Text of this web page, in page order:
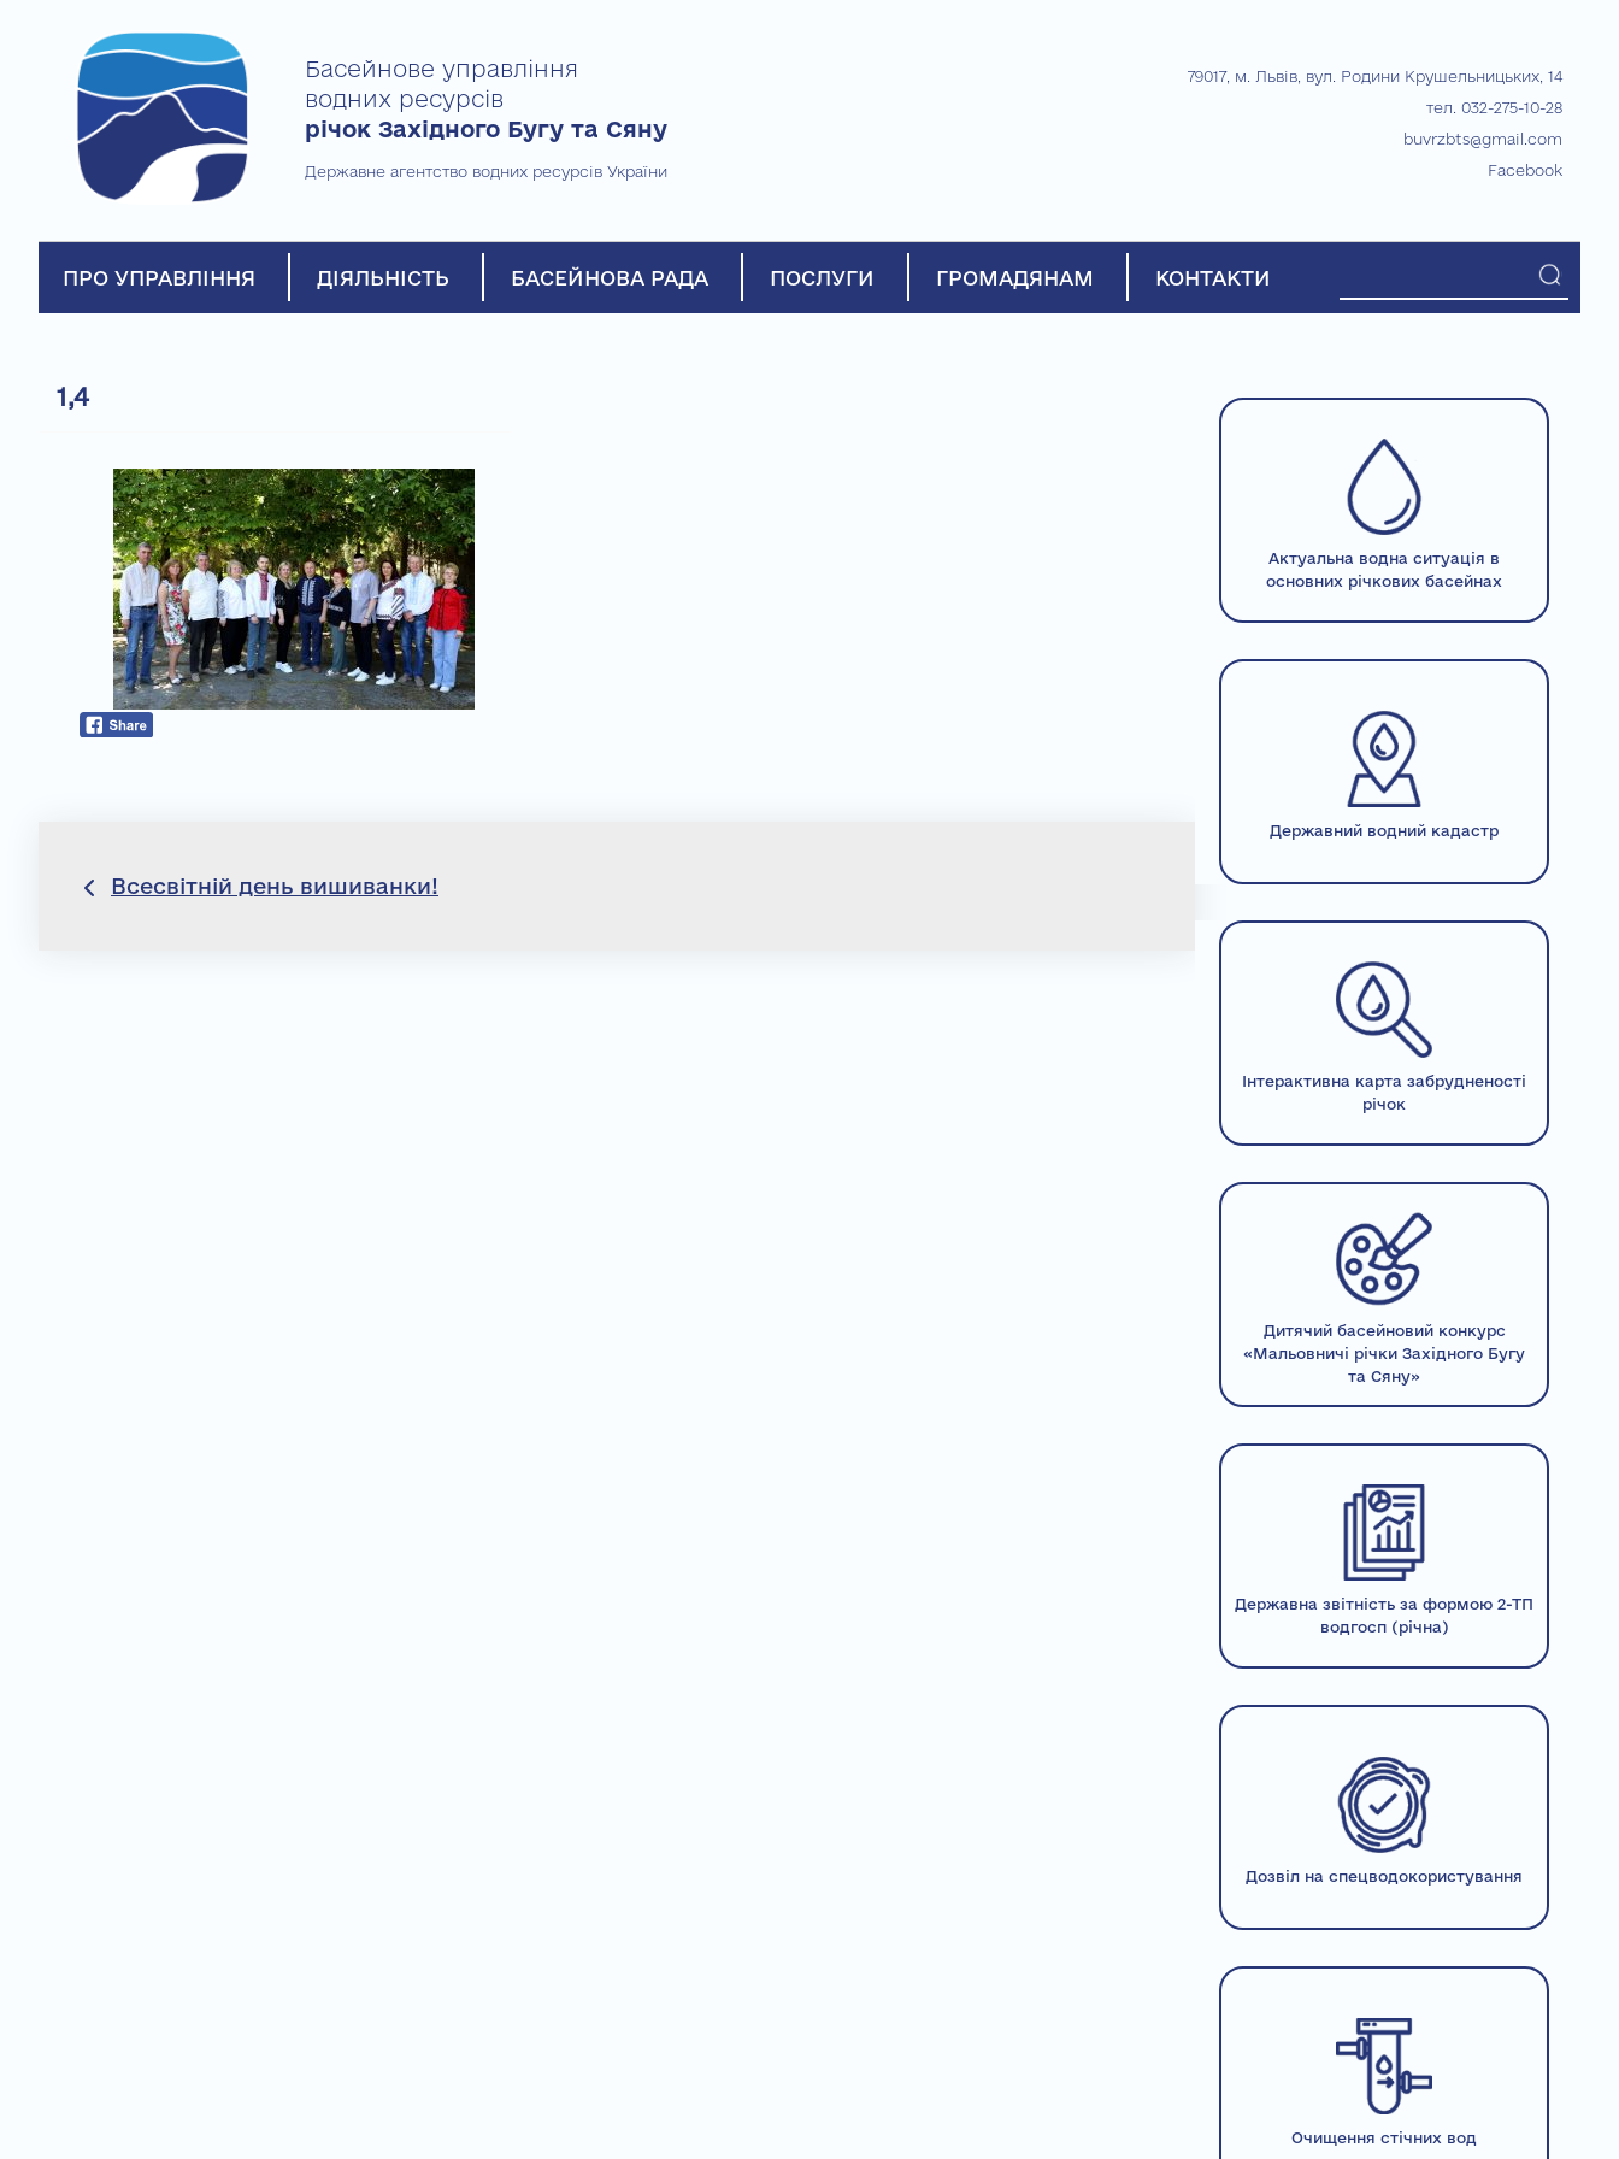
content
Басейнове управління
водних ресурсів
річок Західного Бугу та Сяну
Державне агентство водних ресурсів України
79017, м. Львів, вул. Родини Крушельницьких, 14
тел. 032-275-10-28
buvrzbts@gmail.com
Facebook
ПРО УПРАВЛІННЯ ДІЯЛЬНІСТЬ БАСЕЙНОВА РАДА ПОСЛУГИ ГРОМАДЯНАМ КОНТАКТИ
1,4
Навігація
Всесвітній день вишиванки!
Актуальна водна ситуація в
основних річкових басейнах
Державний водний кадастр
Інтерактивна карта забрудненості
річок
Дитячий басейновий конкурс
«Мальовничі річки Західного Бугу
та Сяну»
Державна звітність за формою 2-ТП
водгосп (річна)
Дозвіл на спецводокористування
Очищення стічних вод